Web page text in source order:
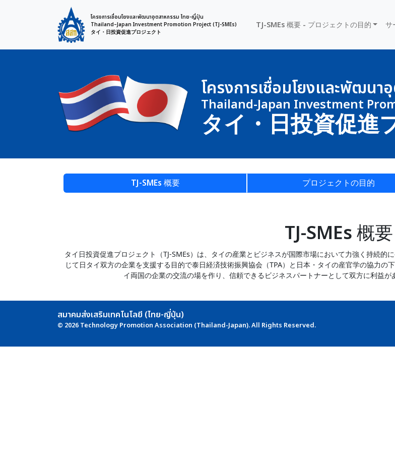
โครงการเชื่อมโยงและพัฒนาอุตสาหกรรม ไทย-ญี่ปุ่น
Thailand–Japan Investment Promotion Project (TJ-SMEs)
タイ・日投資促進プロジェクト
TJ-SMEs 概要 - プロジェクトの目的 サ
โครงการเชื่อมโยงและพัฒน
Thailand-Japan Investment
タイ・日投資促進
TJ-SMEs 概要 プロジェクトの目的
TJ-SMEs 概要
タイ日投資促進プロジェクト（TJ-SMEs）は、タイの産業とビジネスが国際市場において力強く持続
じて日タイ双方の企業を支援する目的で泰日経済技術振興協会（TPA）と日本・タイの産官学の協力
イ両国の企業の交流の場を作り、信頼できるビジネスパートナーとして双方に利益が
สมาคมส่งเสริมเทคโนโลยี (ไทย-ญี่ปุ่น)
© 2026 Technology Promotion Association (Thailand-Japan). All Rights Reserved.